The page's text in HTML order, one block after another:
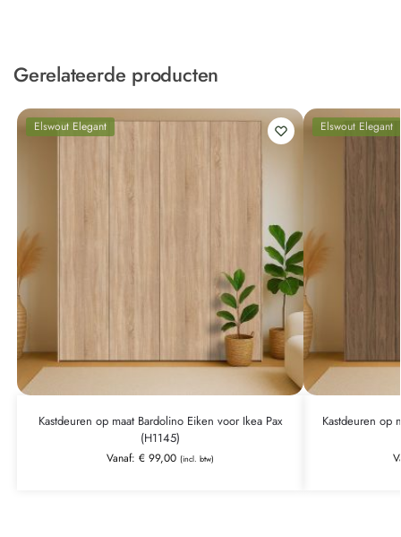
Gerelateerde producten
Elswout Elegant
Kastdeuren op maat Bardolino Eiken voor Ikea Pax
(H1145)
Vanaf: €99,00 (incl. btw)
Elswout Elegant
Kastdeuren op